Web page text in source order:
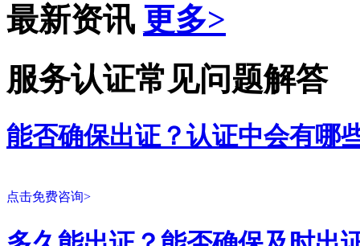
最新资讯 更多>
服务认证常见问题解答
能否确保出证？认证中会有哪
点击免费咨询>